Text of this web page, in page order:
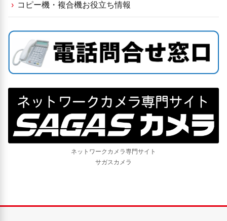
コピー機・複合機お役立ち情報
ネットワークカメラ専門サイト
サガスカメラ